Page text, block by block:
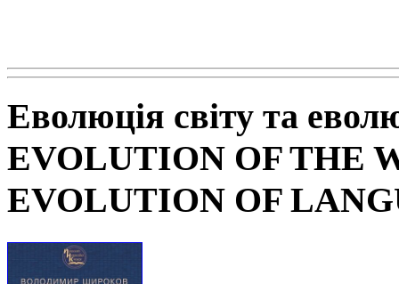
Еволюція світу та
EVOLUTION OF THE
EVOLUTION OF